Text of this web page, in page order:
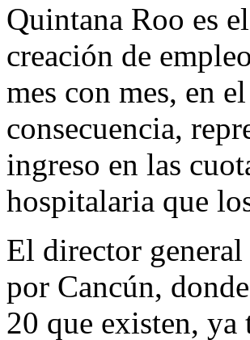
Quintana Roo es
creación de
mes con mes, en
consecuencia,
ingreso en las
hospitalaria que
El director
por Cancún,
20 que existen, ya